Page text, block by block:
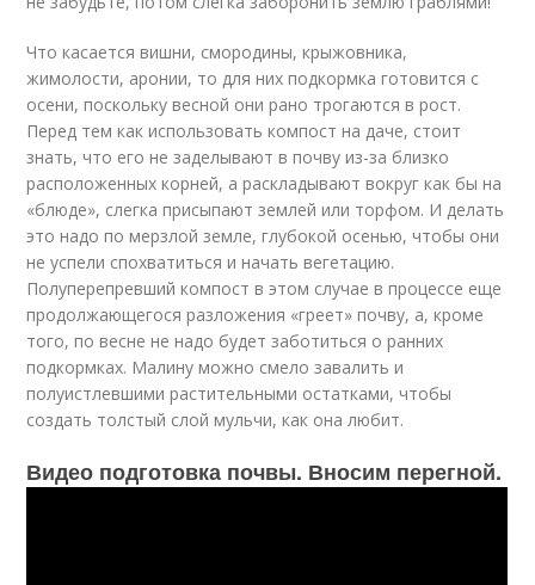
Что касается вишни, смородины, крыжовника,
жимолости, аронии, то для них подкормка готовится с
осени, поскольку весной они рано трогаются в рост.
Перед тем как использовать компост на даче, стоит
знать, что его не заделывают в почву из-за близко
расположенных корней, а раскладывают вокруг как бы на
«блюде», слегка присыпают землей или торфом. И делать
это надо по мерзлой земле, глубокой осенью, чтобы они
не успели спохватиться и начать вегетацию.
Полуперепревший компост в этом случае в процессе еще
продолжающегося разложения «греет» почву, а, кроме
того, по весне не надо будет заботиться о ранних
подкормках. Малину можно смело завалить и
полуистлевшими растительными остатками, чтобы
создать толстый слой мульчи, как она любит.
Видео подготовка почвы. Вносим перегной.